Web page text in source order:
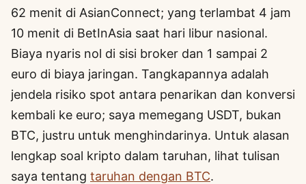
62 menit di AsianConnect; yang terlambat 4 jam
10 menit di BetInAsia saat hari libur nasional.
Biaya nyaris nol di sisi broker dan 1 sampai 2
euro di biaya jaringan. Tangkapannya adalah
jendela risiko spot antara penarikan dan konversi
kembali ke euro; saya memegang USDT, bukan
BTC, justru untuk menghindarinya. Untuk alasan
lengkap soal kripto dalam taruhan, lihat tulisan
saya tentang taruhan dengan BTC.